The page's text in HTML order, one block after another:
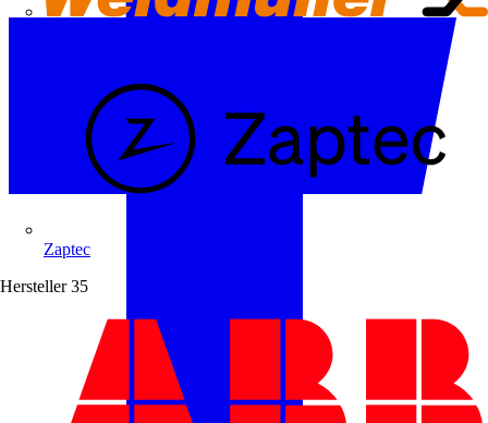
Zaptec
Hersteller 35